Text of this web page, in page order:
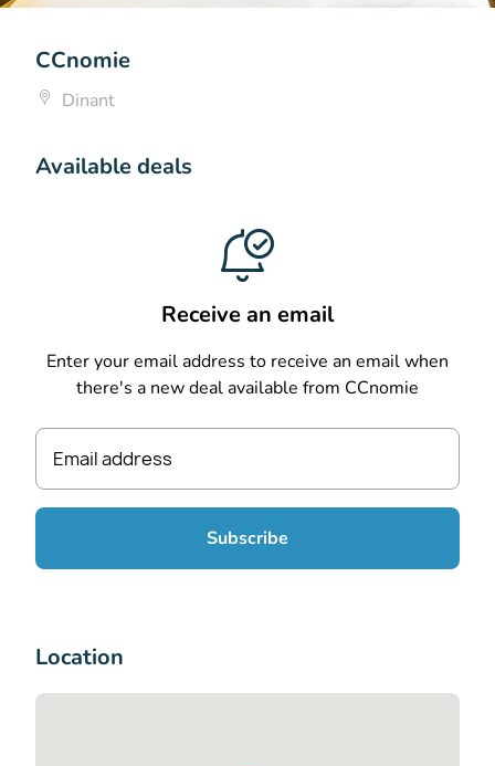
CCnomie
Dinant
Available deals
Receive an email
Enter your email address to receive an email when
there's a new deal available from CCnomie
Email address
Subscribe
Location